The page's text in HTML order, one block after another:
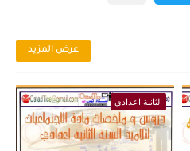
عرض المزيد
الثانية اعدادي